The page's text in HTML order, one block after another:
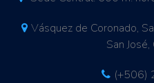
Vásquez de Coronado,
San
(+506)